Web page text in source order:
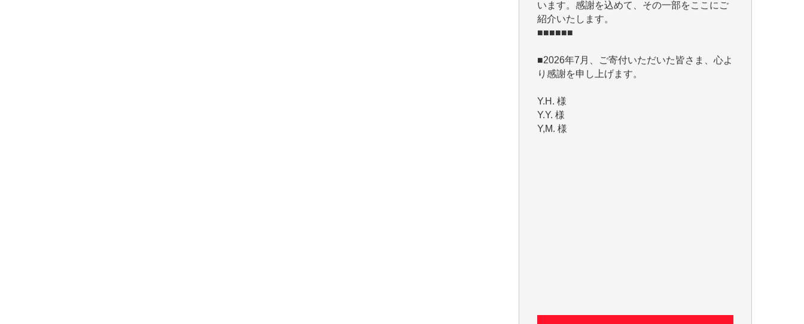
■■■■■■
■2026年7月、ご寄付いただいた皆さま、心よ
Y.H. 様
Y,M. 様
T.M. 様
マツモト ヤスアキ 様